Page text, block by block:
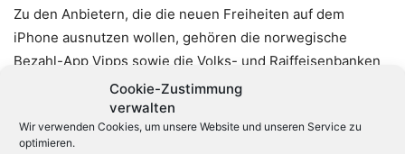
Cookie-Zustimmung
verwalten
Wir verwenden Cookies, um unsere Website und unseren Service zu
optimieren.
Zu den Anbietern, die die neuen Freiheiten auf dem
iPhone ausnutzen wollen, gehören die norwegische
Bezahl-App Vipps sowie die Volks- und Raiffeisenbanken
in Deutschland. Beide haben ihre Bezahloptionen zurzeit
nur angekündigt, aber bislang nicht freigegeben. Auf
Android-Geräten gibt es keine Beschränkungen der NFC-